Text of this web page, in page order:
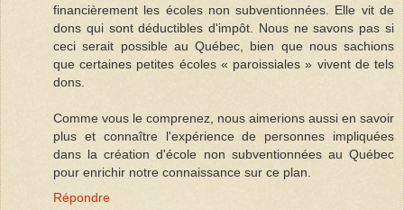
financièrement les écoles non subventionnées. Elle vit de
dons qui sont déductibles d'impôt. Nous ne savons pas si
ceci serait possible au Québec, bien que nous sachions
que certaines petites écoles « paroissiales » vivent de tels
dons.
Comme vous le comprenez, nous aimerions aussi en savoir
plus et connaître l'expérience de personnes impliquées
dans la création d'école non subventionnées au Québec
pour enrichir notre connaissance sur ce plan.
Répondre